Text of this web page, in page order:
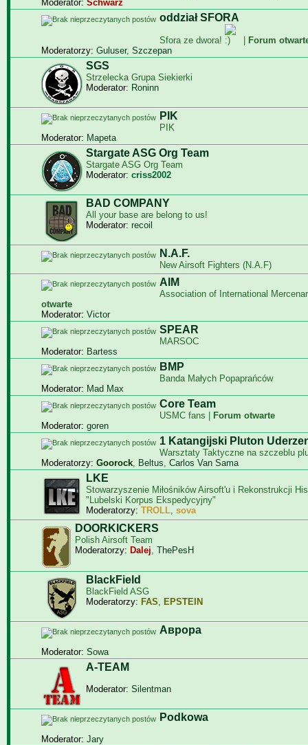
Moderator: Schwarz
oddział SFORA
Sfora ze dwora!
Forum
Moderatorzy: Guluser, Szczepan
SGS
Strzelecka Grupa Siekierki
Moderator: Roninn
PIK
PIK
Moderator: Mapeta
Stargate ASG Org Team
Stargate ASG Org Team
Moderator: criss2002
BAD COMPANY
All your base are belong to us!
Moderator: recoil
N.A.F.
New Airsoft Fighters (N.A.F)
AIM
Association of International
otwarte
Moderator: Victor
SPEAR
MARSOC
Moderator: Bartess
BMP
Banda Małych Popaprańców
Moderator: Mad Max
Core Team
USMC fans |
Forum otwarte
Moderator: goren
1 Katangijski Pluton
Warsztaty Taktyczne na szczeblu
Moderatorzy: Goorock, Beltus, Carlos Van Sama
LKE
Stowarzyszenie Miłośników Airsoft'u i Rekonstrukcji
"Lubelski Korpus Ekspedycyjny"
Moderatorzy: TROLL, sova
DOORKICKERS
Polish Airsoft Team
Moderatorzy: Dalej, ThePesH
BlackField
BlackField ASG
Moderatorzy: FAS, EPSTEIN
Aврора
Moderator: Sowa
A-TEAM
Moderator: Silentman
Podkowa
Moderator: Jary